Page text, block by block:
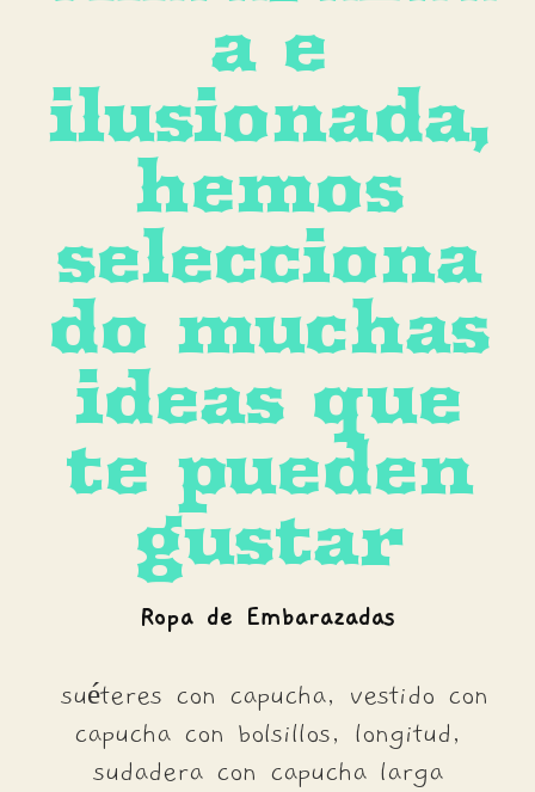
a e
ilusionada,
hemos
selecciona
do muchas
ideas que
te pueden
gustar
Ropa de Embarazadas
suéteres con capucha, vestido con
capucha con bolsillos, longitud,
sudadera con capucha larga